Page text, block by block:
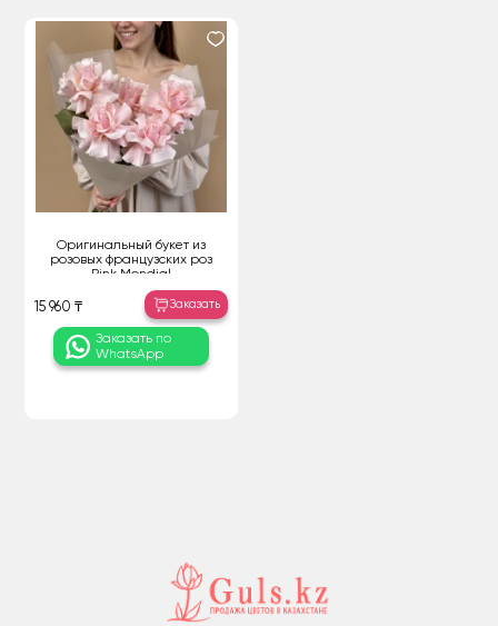
Оригинальный букет из
розовых французских роз
Pink Mondial
15 960 ₸ Заказать
Заказать по
WhatsApp